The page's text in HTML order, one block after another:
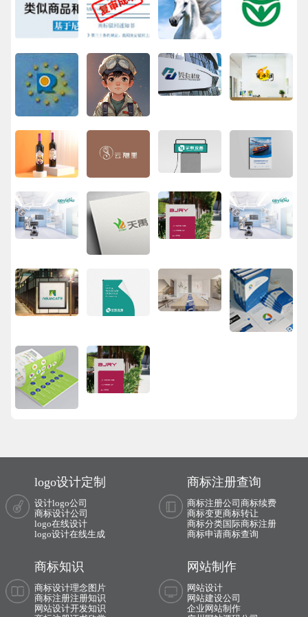
logo设计定制
设计logo公司
商标设计公司
logo在线设计
logo设计在线生成
商标注册查询
商标注册公司 商标续费
商标变更商标转让
商标分类国际商标注册
商标申请商标查询
商标知识
商标设计理念图片
商标注册注册知识
网站设计开发知识
网站制作
网站设计
网站建设公司
企业网站制作